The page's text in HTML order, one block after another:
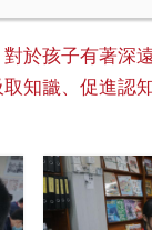
於孩子有著深
知識、促進認